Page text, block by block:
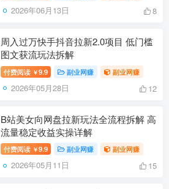
2026年06月13日 8
周入过万快手抖音拉新2.0项目 低门槛
图文获流玩法拆解
付费阅读 ￥9.9 副业网赚 副业网赚
2026年05月28日 12
B站美女向网盘拉新玩法全流程拆解 高
流量稳定收益实操详解
付费阅读 ￥9.9 副业网赚 副业网赚
2026年05月11日 15